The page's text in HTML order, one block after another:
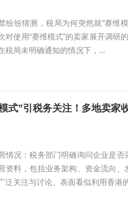
纷纷猜测，税局为何突然就“赛维
对使用“赛维模式”的卖家展开调研
税局未明确通知的情况下，...
式”引税务关注！多地卖家
情况：税务部门明确询问企业是
资料，包括业务架构、资金流向
泛关注与讨论。表面看似利用香港